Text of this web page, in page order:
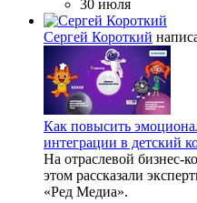
30 июля
Сергей Короткий
Как повысить
интеграции в детский
На отраслевой бизнес-
этом рассказали
«Ред Медиа».